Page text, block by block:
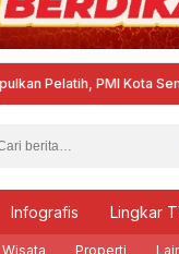
PMI Kota
Infografis Lingkar
Wisata Properti